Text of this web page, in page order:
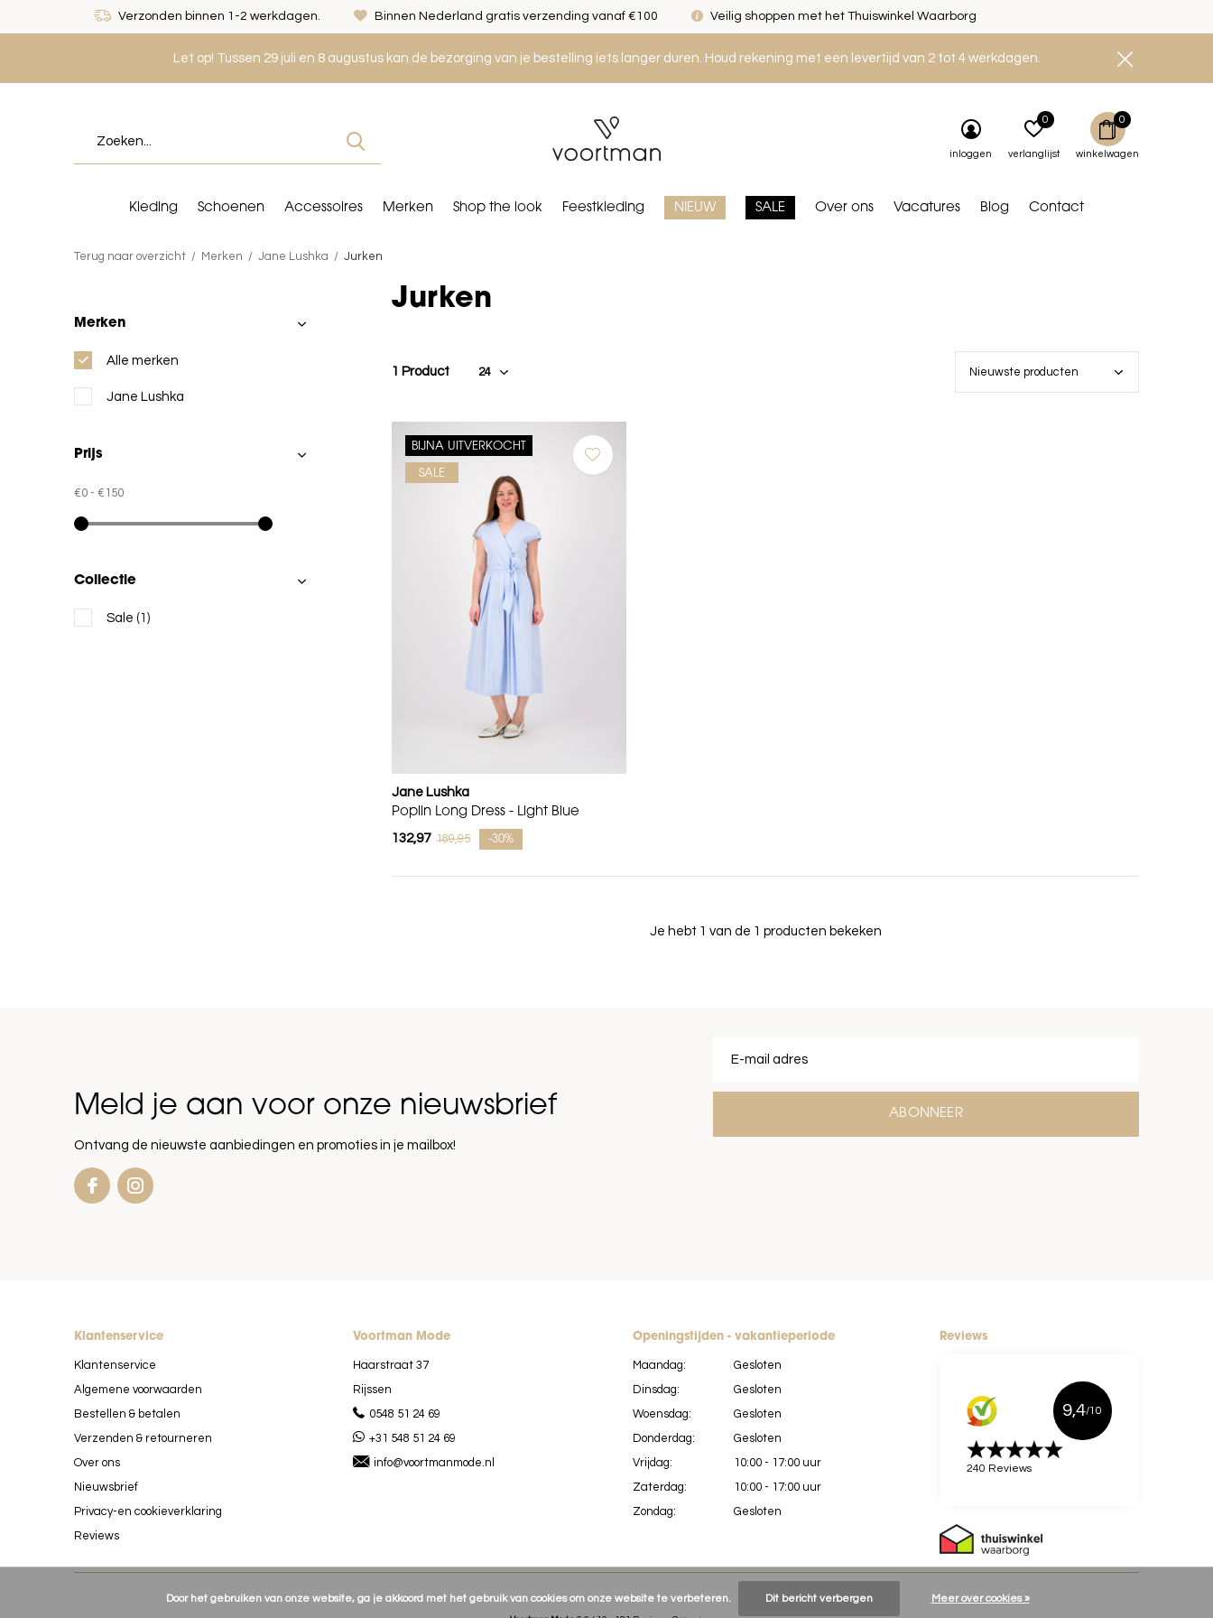
Let op! Tussen 29 juli en 8 augustus kan de bezorging van je bestelling iets langer duren. Houd rekening met een levertijd van 2 tot 4 werkdagen.
Kleding Schoenen Accessoires Merken Shop the look Feestkleding NIEUW SALE Over ons Vacatures Blog Contact
inloggen verlanglijst
0
winkelwagen
0
Verzonden binnen 1-2 werkdagen. Binnen Nederland gratis verzending vanaf €100 Veilig shoppen met het Thuiswinkel Waarborg
Terug naar overzicht Merken Jane Lushka Jurken
Jurken
1 Product
BIJNA UITVERKOCHT
SALE
Jane Lushka
Poplin Long Dress - Light Blue
132,97 189,95 -30%
Je hebt 1 van de 1 producten bekeken
Merken
Alle merken
Jane Lushka
Prijs
€0 - €150
Collectie
Sale (1)
Meld je aan voor onze nieuwsbrief
Ontvang de nieuwste aanbiedingen en promoties in je mailbox!
ABONNEER
Klantenservice
Klantenservice
Algemene voorwaarden
Bestellen & betalen
Verzenden & retourneren
Over ons
Nieuwsbrief
Privacy-en cookieverklaring
Reviews
Voortman Mode
Haarstraat 37
Rijssen
0548 51 24 69
+31 548 51 24 69
info@voortmanmode.nl
Openingstijden - vakantieperiode
Maandag:
Dinsdag:
Woensdag:
Donderdag:
Vrijdag:
Zaterdag:
Zondag:
Gesloten
Gesloten
Gesloten
Gesloten
10:00 - 17:00 uur
10:00 - 17:00 uur
Gesloten
Reviews
9,4/10
240 Reviews
Door het gebruiken van onze website, ga je akkoord met het gebruik van cookies om onze website te verbeteren. Dit bericht verbergen Meer over cookies »